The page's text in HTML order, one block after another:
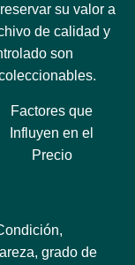
su valor a
de calidad y
son
Factores que
Influyen en el
Precio
grado de